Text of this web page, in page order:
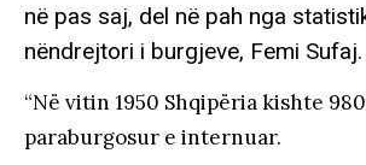
në pas saj, del në pah nga
nëndrejtori i burgjeve, Femi Sufaj.
“Në vitin 1950 Shqipëria kishte
paraburgosur e internuar.